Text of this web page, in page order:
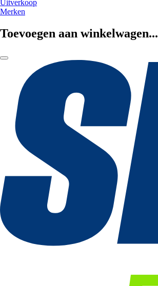
Uitverkoop
Merken
Toevoegen aan winkelwagen...